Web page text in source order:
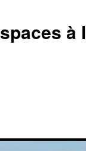
à